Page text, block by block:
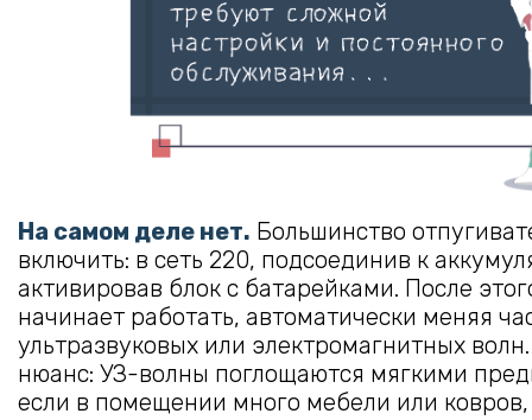
На самом деле нет. Большинство
включить: в сеть 220, подсоединив к
активировав блок с батарейками. После
начинает работать, автоматически меняя
ультразвуковых или электромагнитных
нюанс: УЗ-волны поглощаются мягкими
если в помещении много мебели или ковров,